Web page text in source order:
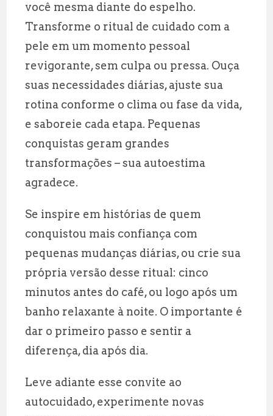
você mesma diante do espelho.
Transforme o ritual de cuidado com a
pele em um momento pessoal
revigorante, sem culpa ou pressa. Ouça
suas necessidades diárias, ajuste sua
rotina conforme o clima ou fase da vida,
e saboreie cada etapa. Pequenas
conquistas geram grandes
transformações – sua autoestima
agradece.
Se inspire em histórias de quem
conquistou mais confiança com
pequenas mudanças diárias, ou crie sua
própria versão desse ritual: cinco
minutos antes do café, ou logo após um
banho relaxante à noite. O importante é
dar o primeiro passo e sentir a
diferença, dia após dia.
Leve adiante esse convite ao
autocuidado, experimente novas